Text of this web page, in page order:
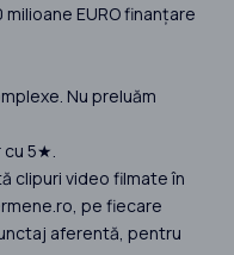
EURO finanțare
Nu preluăm
cu 5★.
clipuri video filmate în
pe fiecare
aferentă, pentru